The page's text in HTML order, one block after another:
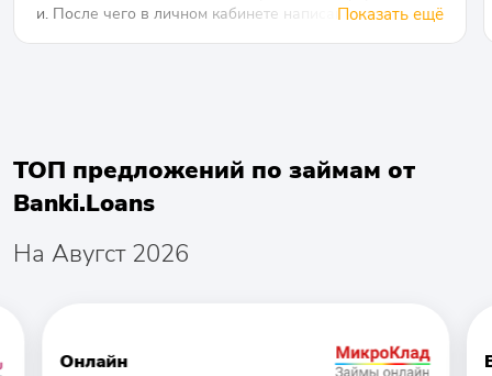
и. После чего в личном кабинете написано вернуть вм
Показать ещё
ТОП предложений по займам от
Banki.Loans
На Авугст 2026
Онлайн